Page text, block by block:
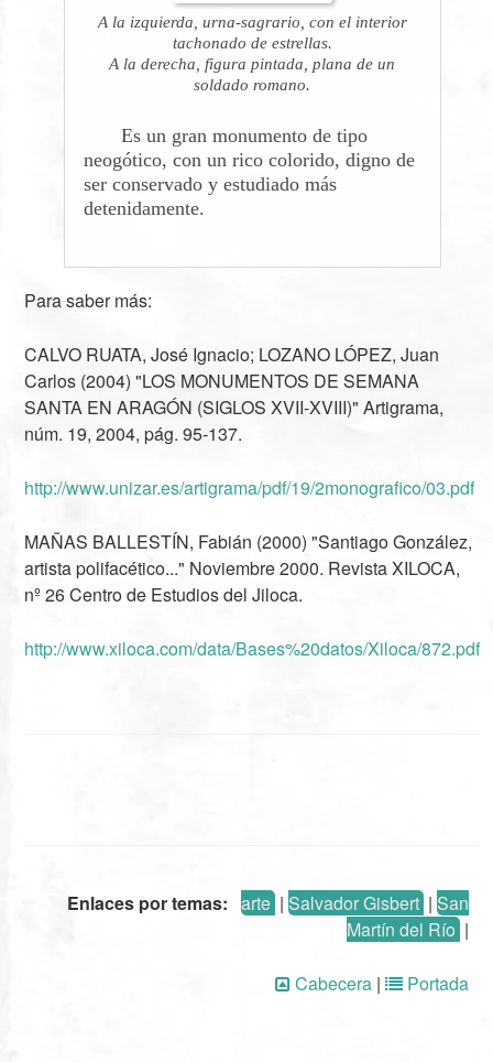
A la izquierda, urna-sagrario, con el interior
tachonado de estrellas.
A la derecha, figura pintada, plana de un
soldado romano.
Es un gran monumento de tipo
neogótico, con un rico colorido, digno de
ser conservado y estudiado más
detenidamente.
Para saber más:
CALVO RUATA, José Ignacio; LOZANO LÓPEZ, Juan
Carlos (2004) "LOS MONUMENTOS DE SEMANA
SANTA EN ARAGÓN (SIGLOS XVII-XVIII)" Artigrama,
núm. 19, 2004, pág. 95-137.
http://www.unizar.es/artigrama/pdf/19/2monografico/03.pdf
MAÑAS BALLESTÍN, Fabián (2000) "Santiago González,
artista polifacético..." Noviembre 2000. Revista XILOCA,
nº 26 Centro de Estudios del Jiloca.
http://www.xiloca.com/data/Bases%20datos/Xiloca/872.pdf
Enlaces por temas: arte| Salvador Gisbert| San
Martín del Río|
Cabecera| Portada